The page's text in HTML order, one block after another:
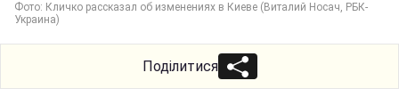
Фото: Кличко рассказал об изменениях в Киеве (Виталий Носач, РБК-
Украина)
Поділитися